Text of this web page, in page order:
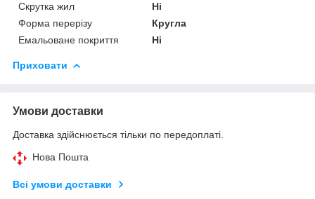
Скрутка жил
Ні
Форма перерізу
Кругла
Емальоване покриття
Ні
Приховати
Умови доставки
Доставка здійснюється тільки по передоплаті.
Нова Пошта
Всі умови доставки